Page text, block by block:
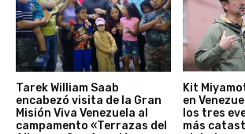
Tarek William Saab
encabezó visita de la Gran
Misión Viva Venezuela al
campamento «Terrazas del
Kit
en
los tres
más